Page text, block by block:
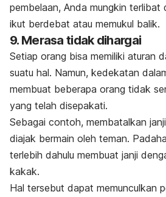
pembelaan, Anda mungkin terlibat
ikut berdebat atau memukul balik.
9. Merasa tidak dihargai
Setiap orang bisa memiliki aturan
suatu hal. Namun, kedekatan
membuat beberapa orang tidak
yang telah disepakati.
Sebagai contoh, membatalkan
diajak bermain oleh teman.
terlebih dahulu membuat janji
kakak.
Hal tersebut dapat memunculkan